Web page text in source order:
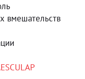
вмешательств